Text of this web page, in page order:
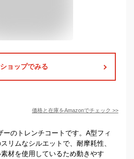
ショップでみる
価格と在庫をAmazonでチェック >>
ーのトレンチコートです。A型フィ
リムなシルエットで、耐摩耗性、
材を使用しているため動きやす